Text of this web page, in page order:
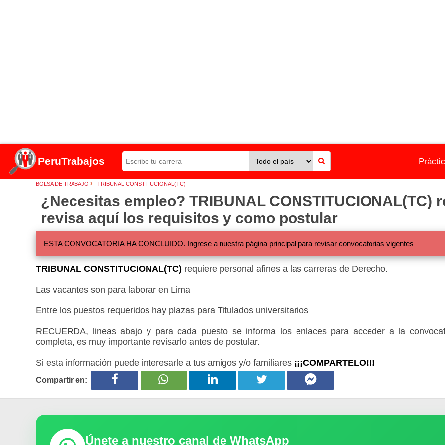
PeruTrabajos
BOLSA DE TRABAJO › TRIBUNAL CONSTITUCIONAL(TC)
¿Necesitas empleo? TRIBUNAL CONSTITUCIONAL(TC)
revisa aquí los requisitos y como postular
ESTA CONVOCATORIA HA CONCLUIDO. Ingrese a nuestra página principal para revisar convocatorias vigentes
TRIBUNAL CONSTITUCIONAL(TC) requiere personal afines a las carreras de Derecho.
Las vacantes son para laborar en Lima
Entre los puestos requeridos hay plazas para Titulados universitarios
RECUERDA, lineas abajo y para cada puesto se informa los enlaces para acceder a la
completa, es muy importante revisarlo antes de postular.
Si esta información puede interesarle a tus amigos y/o familiares ¡¡¡COMPARTELO!!!
Compartir en:
Únete a nuestro canal de WhatsApp